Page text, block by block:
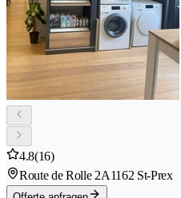
4.8(16)
Route de Rolle 2A1162 St-Prex